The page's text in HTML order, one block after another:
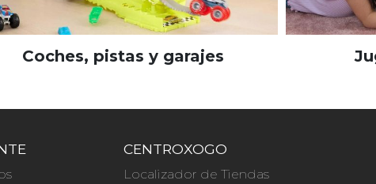
Coches, pistas y garajes
CENTROXOGO
Localizador de Tiendas